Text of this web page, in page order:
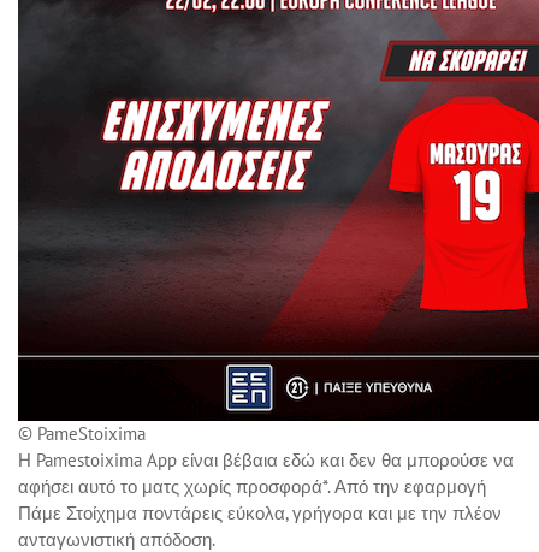
© PameStoixima
Η Pamestoixima App είναι βέβαια εδώ και δεν θα μπορούσε να
αφήσει αυτό το ματς χωρίς προσφορά*. Από την εφαρμογή
Πάμε Στοίχημα ποντάρεις εύκολα, γρήγορα και με την πλέον
ανταγωνιστική απόδοση.